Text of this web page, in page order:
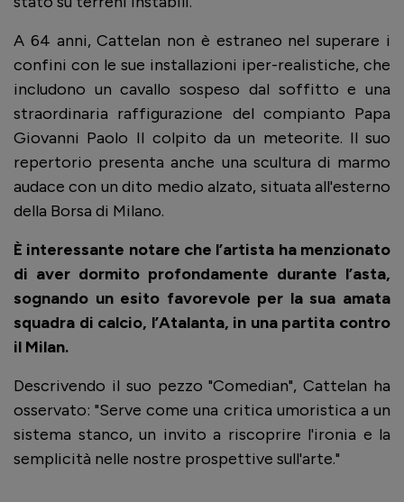
A 64 anni, Cattelan non è estraneo nel superare i
confini con le sue installazioni iper-realistiche, che
includono un cavallo sospeso dal soffitto e una
straordinaria raffigurazione del compianto Papa
Giovanni Paolo II colpito da un meteorite. Il suo
repertorio presenta anche una scultura di marmo
audace con un dito medio alzato, situata all'esterno
della Borsa di Milano.
È interessante notare che l’artista ha menzionato
di aver dormito profondamente durante l’asta,
sognando un esito favorevole per la sua amata
squadra di calcio, l’Atalanta, in una partita contro
il Milan.
Descrivendo il suo pezzo "Comedian", Cattelan ha
osservato: "Serve come una critica umoristica a un
sistema stanco, un invito a riscoprire l'ironia e la
semplicità nelle nostre prospettive sull'arte."